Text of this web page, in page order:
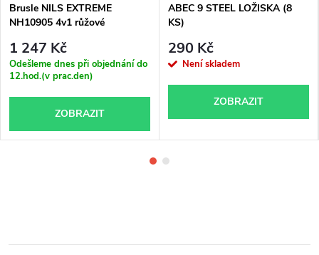
Brusle NILS EXTREME
NH10905 4v1 růžové
1 247 Kč
Odešleme dnes při objednání do
12.hod.(v prac.den)
ZOBRAZIT
ABEC 9 STEEL LOŽISKA (8
KS)
290 Kč
Není skladem
ZOBRAZIT